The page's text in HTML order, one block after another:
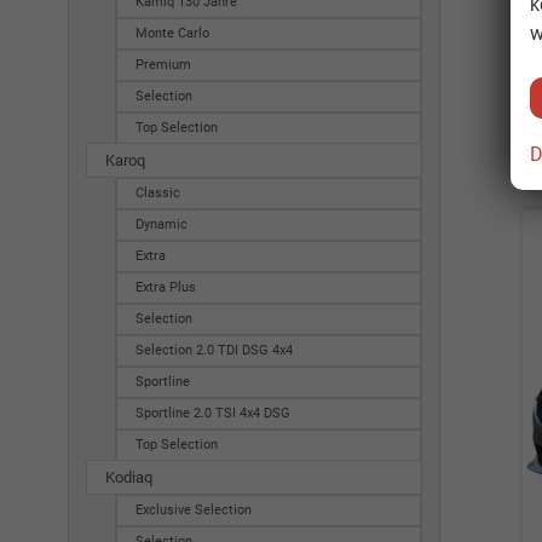
Monte Carlo
Premium
Selection
Top Selection
Karoq
Classic
Dynamic
Extra
Extra Plus
Selection
Selection 2.0 TDI DSG 4x4
Sportline
Sportline 2.0 TSI 4x4 DSG
Top Selection
Kodiaq
Exclusive Selection